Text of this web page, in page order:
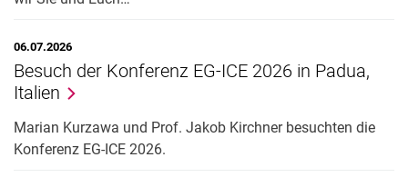
06.07.2026
Besuch der Konferenz EG-ICE 2026 in Padua,
Italien
Marian Kurzawa und Prof. Jakob Kirchner besuchten die
Konferenz EG-ICE 2026.